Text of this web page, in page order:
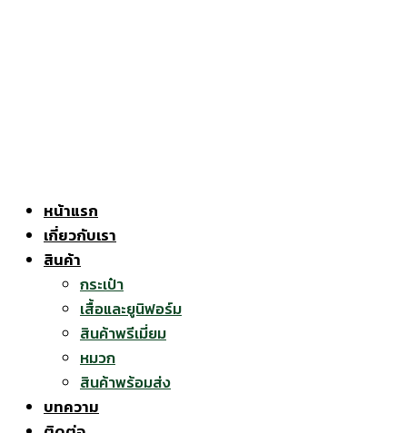
หน้าแรก
เกี่ยวกับเรา
สินค้า
กระเป๋า
เสื้อและยูนิฟอร์ม
สินค้าพรีเมี่ยม
หมวก
สินค้าพร้อมส่ง
บทความ